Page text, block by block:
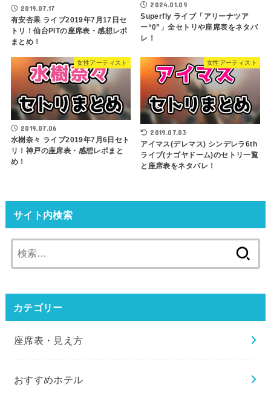
2019.07.17
有安杏果 ライブ2019年7月17日セ
トリ！仙台PITの座席表・感想レポ
まとめ！
2024.01.09
Superfly ライブ「アリーナツア
ー“0”」全セトリや座席表をネタバ
レ！
女性アーティスト
2019.07.06
水樹奈々 ライブ2019年7月6日セト
リ！神戸の座席表・感想レポまと
め！
女性アーティスト
2019.07.03
アイマス(デレマス) シンデレラ6th
ライブ(ナゴヤドーム)のセトリ一覧
と座席表をネタバレ！
サイト内検索
索:
カテゴリー
座席表・見え方
おすすめホテル